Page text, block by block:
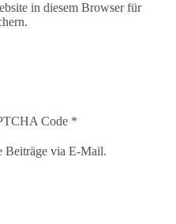
in diesem Browser für
Code *
Beiträge via E-Mail.